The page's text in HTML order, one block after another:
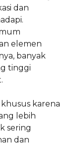
dan
elemen
banyak
tinggi
karena
lebih
sering
dan